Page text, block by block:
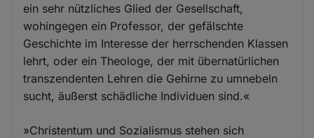
ein sehr nützliches Glied der Gesellschaft,
wohingegen ein Professor, der gefälschte
Geschichte im Interesse der herrschenden Klassen
lehrt, oder ein Theologe, der mit übernatürlichen
transzendenten Lehren die Gehirne zu umnebeln
sucht, äußerst schädliche Individuen sind.«
»Christentum und Sozialismus stehen sich